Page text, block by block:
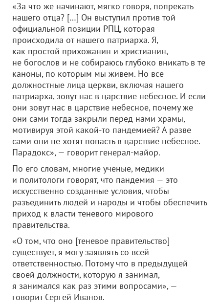
«За что же начинают, мягко говоря, попрекать
нашего отца? […] Он выступил против той
официальной позиции РПЦ, которая
происходила от нашего патриарха. Я,
как простой прихожанин и христианин,
не богослов и не собираюсь глубоко вникать в те
каноны, по которым мы живем. Но все
должностные лица церкви, включая нашего
патриарха, зовут нас в царствие небесное. И если
они зовут нас в царствие небесное, почему же
они сами тогда закрыли перед нами храмы,
мотивируя этой какой-то пандемией? А разве
сами они не хотят попасть в царствие небесное.
Парадокс», — говорит генерал-майор.
По его словам, многие ученые, медики
и политологи говорят, что пандемия — это
искусственно созданные условия, чтобы
разъединить людей и народы и чтобы обеспечить
приход к власти теневого мирового
правительства.
«О том, что оно [теневое правительство]
существует, я могу заявлять со всей
ответственностью. Потому что в предыдущей
своей должности, которую я занимал,
я занимался как раз этими вопросами», —
говорит Сергей Иванов.